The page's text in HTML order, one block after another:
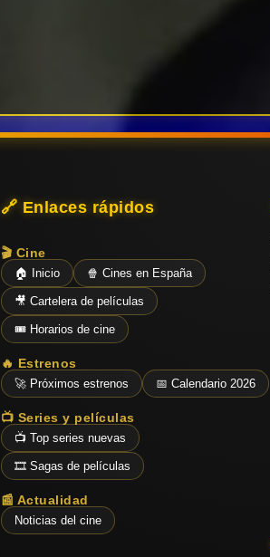
🔗 Enlaces rápidos
🎬 Cine
🏠 Inicio 🍿 Cines en España
🎥 Cartelera de películas
🎟️ Horarios de cine
🔥 Estrenos
🚀 Próximos estrenos 📅 Calendario 2026
📺 Series y películas
📺 Top series nuevas
🎞️ Sagas de películas
📰 Actualidad
Noticias del cine